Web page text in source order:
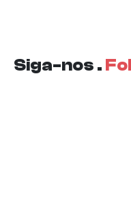
Siga-nos .